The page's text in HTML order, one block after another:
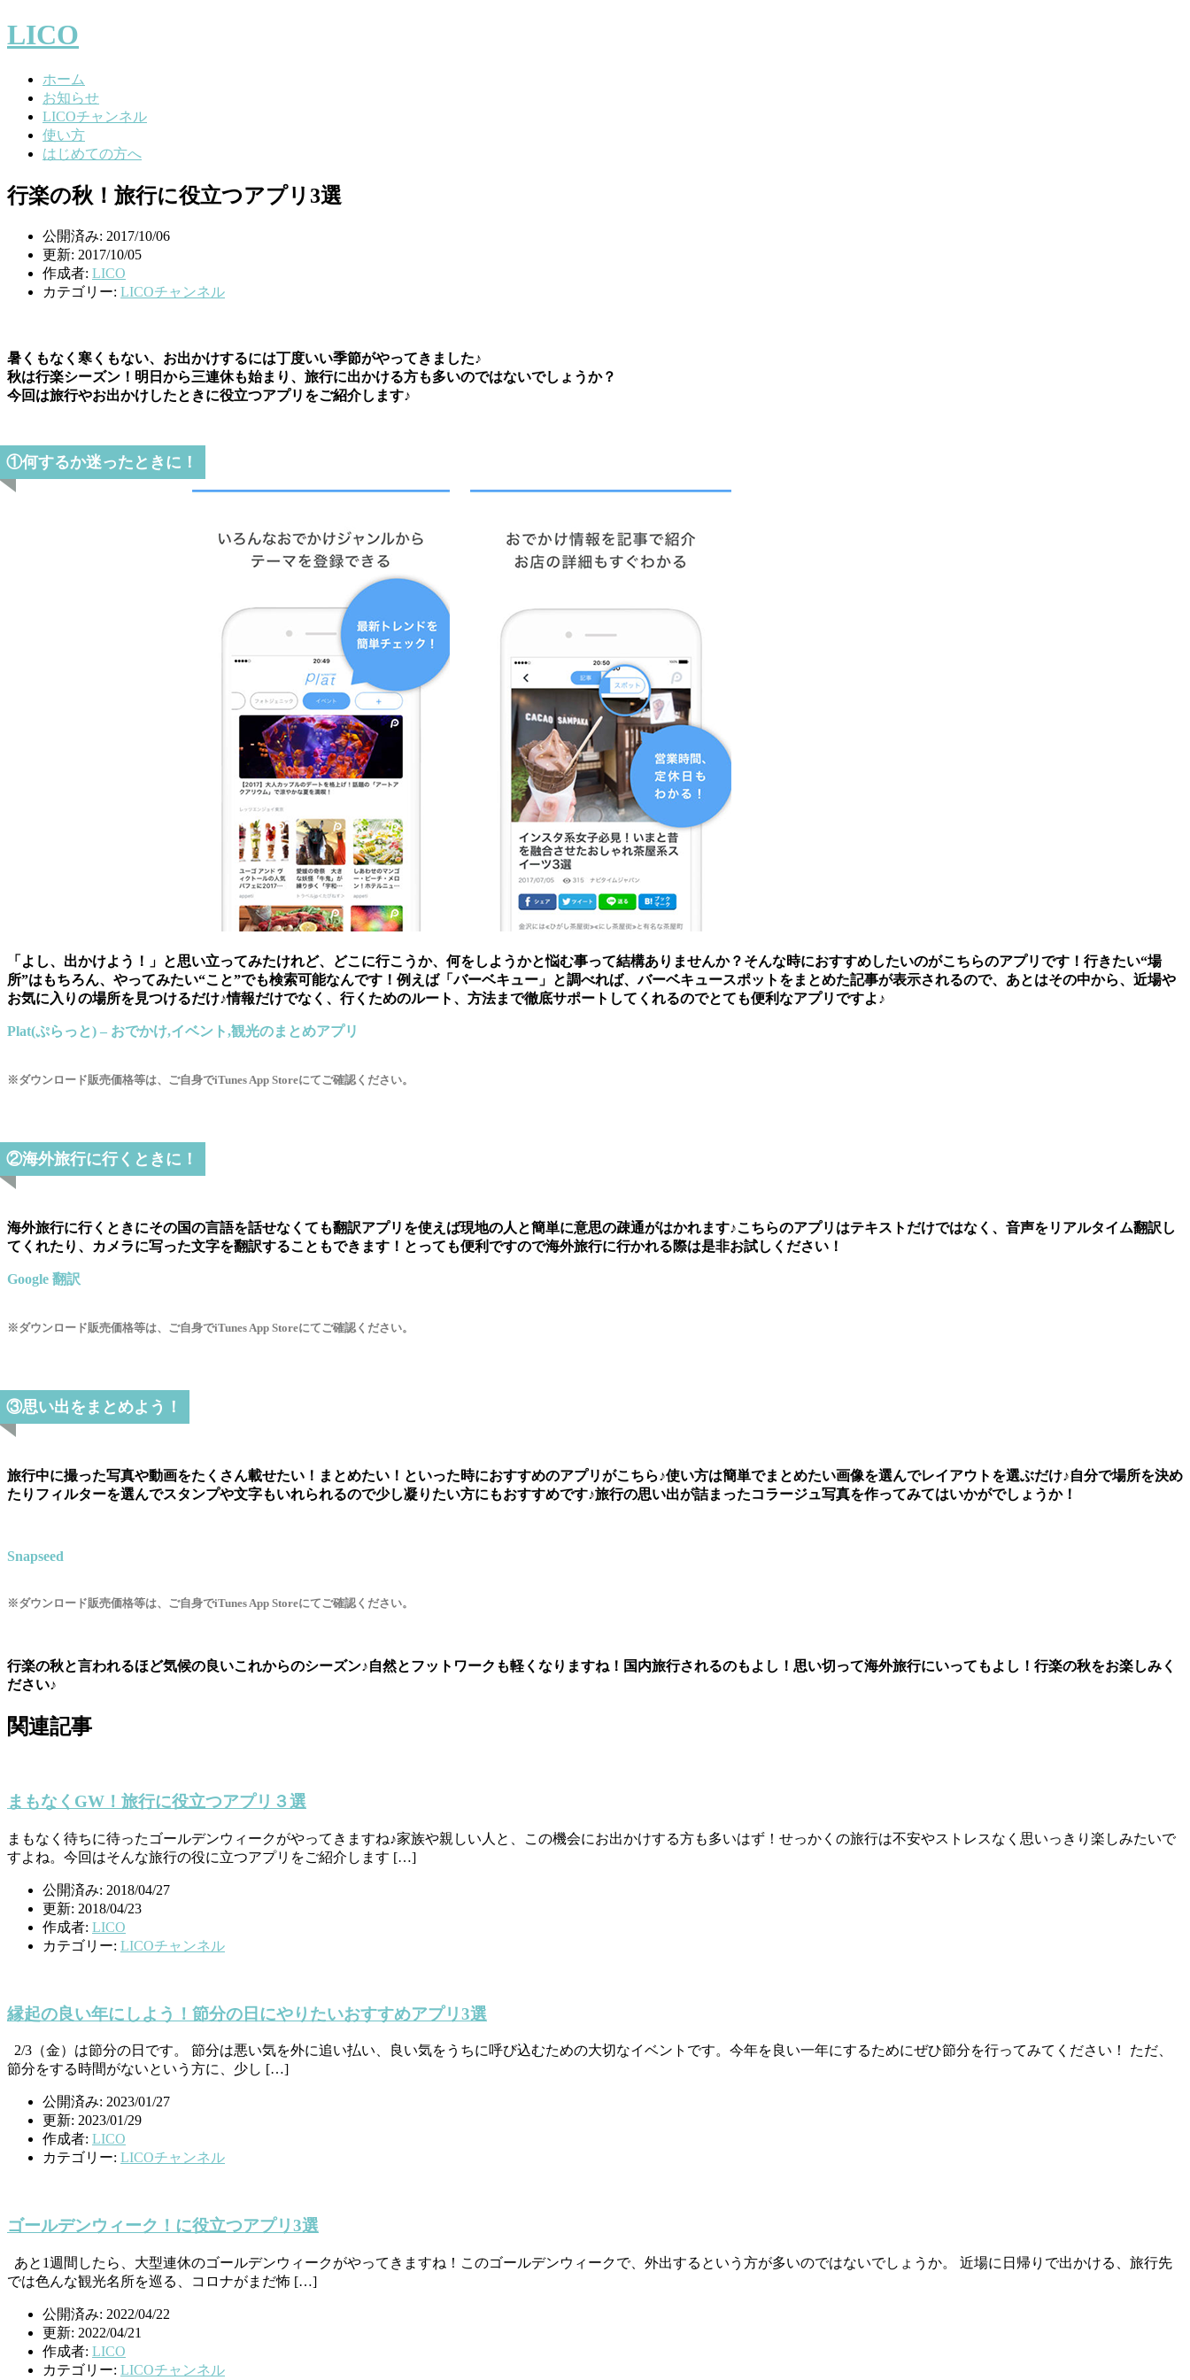
LICO
ホーム
お知らせ
LICOチャンネル
使い方
はじめての方へ
行楽の秋！旅行に役立つアプリ3選
公開済み: 2017/10/06
更新: 2017/10/05
作成者: LICO
カテゴリー: LICOチャンネル
暑くもなく寒くもない、お出かけするには丁度いい季節がやってきました♪
秋は行楽シーズン！明日から三連休も始まり、旅行に出かける方も多いのではないでしょうか？
今回は旅行やお出かけしたときに役立つアプリをご紹介します♪
①何するか迷ったときに！
「よし、出かけよう！」と思い立ってみたけれど、どこに行こうか、何をしようかと悩む事って結構ありませんか？そんな時におすすめしたいのがこちらのアプリです！行きたい“場
所”はもちろん、やってみたい“こと”でも検索可能なんです！例えば「バーベキュー」と調べれば、バーベキュースポットをまとめた記事が表示されるので、あとはその中から、近場や
お気に入りの場所を見つけるだけ♪情報だけでなく、行くためのルート、方法まで徹底サポートしてくれるのでとても便利なアプリですよ♪
Plat(ぷらっと) – おでかけ,イベント,観光のまとめアプリ
※ダウンロード販売価格等は、ご自身でiTunes App Storeにてご確認ください。
②海外旅行に行くときに！
海外旅行に行くときにその国の言語を話せなくても翻訳アプリを使えば現地の人と簡単に意思の疎通がはかれます♪こちらのアプリはテキストだけではなく、音声をリアルタイム翻訳し
てくれたり、カメラに写った文字を翻訳することもできます！とっても便利ですので海外旅行に行かれる際は是非お試しください！
Google 翻訳
※ダウンロード販売価格等は、ご自身でiTunes App Storeにてご確認ください。
③思い出をまとめよう！
旅行中に撮った写真や動画をたくさん載せたい！まとめたい！といった時におすすめのアプリがこちら♪使い方は簡単でまとめたい画像を選んでレイアウトを選ぶだけ♪自分で場所を決め
たりフィルターを選んでスタンプや文字もいれられるので少し凝りたい方にもおすすめです♪旅行の思い出が詰まったコラージュ写真を作ってみてはいかがでしょうか！
Snapseed
※ダウンロード販売価格等は、ご自身でiTunes App Storeにてご確認ください。
行楽の秋と言われるほど気候の良いこれからのシーズン♪自然とフットワークも軽くなりますね！国内旅行されるのもよし！思い切って海外旅行にいってもよし！行楽の秋をお楽しみく
ださい♪
関連記事
まもなくGW！旅行に役立つアプリ３選
まもなく待ちに待ったゴールデンウィークがやってきますね♪家族や親しい人と、この機会にお出かけする方も多いはず！せっかくの旅行は不安やストレスなく思いっきり楽しみたいで
すよね。今回はそんな旅行の役に立つアプリをご紹介します […]
公開済み: 2018/04/27
更新: 2018/04/23
作成者: LICO
カテゴリー: LICOチャンネル
縁起の良い年にしよう！節分の日にやりたいおすすめアプリ3選
2/3（金）は節分の日です。 節分は悪い気を外に追い払い、良い気をうちに呼び込むための大切なイベントです。今年を良い一年にするためにぜひ節分を行ってみてください！ ただ、
節分をする時間がないという方に、少し […]
公開済み: 2023/01/27
更新: 2023/01/29
作成者: LICO
カテゴリー: LICOチャンネル
ゴールデンウィーク！に役立つアプリ3選
あと1週間したら、大型連休のゴールデンウィークがやってきますね！このゴールデンウィークで、外出するという方が多いのではないでしょうか。 近場に日帰りで出かける、旅行先
では色んな観光名所を巡る、コロナがまだ怖 […]
公開済み: 2022/04/22
更新: 2022/04/21
作成者: LICO
カテゴリー: LICOチャンネル